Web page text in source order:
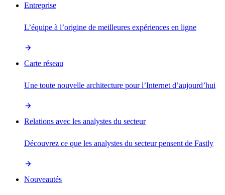
Entreprise
L’équipe à l’origine de meilleures expériences en ligne
Carte réseau
Une toute nouvelle architecture pour l’Internet d’aujourd’hui
Relations avec les analystes du secteur
Découvrez ce que les analystes du secteur pensent de Fastly
Nouveautés